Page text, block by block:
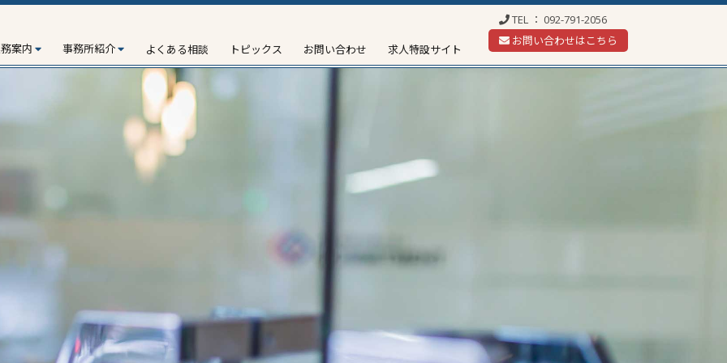
案内 事務所紹介 よくある相談 トピックス お問い合わせ 求人特設サイト
TEL ： 092-791-2056
お問い合わせはこちら